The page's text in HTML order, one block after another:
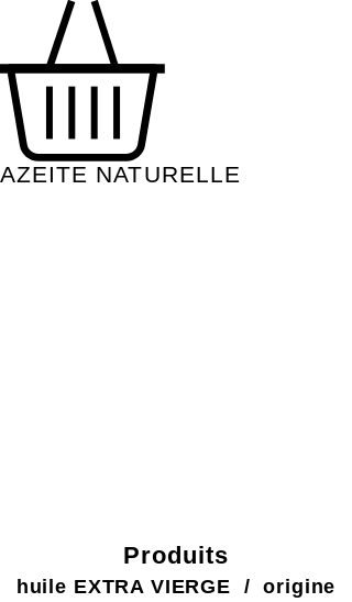
AZEITE NATURELLE
Produits
huile EXTRA VIERGE / origine